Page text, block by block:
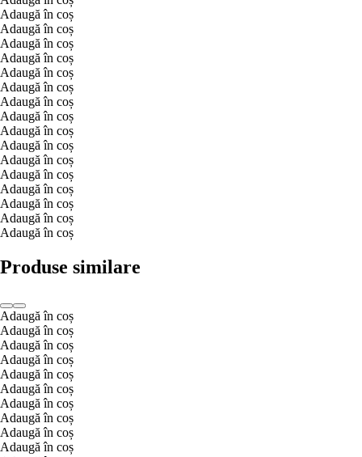
Adaugă în coș
Adaugă în coș
Adaugă în coș
Adaugă în coș
Adaugă în coș
Adaugă în coș
Adaugă în coș
Adaugă în coș
Adaugă în coș
Adaugă în coș
Adaugă în coș
Adaugă în coș
Adaugă în coș
Adaugă în coș
Adaugă în coș
Adaugă în coș
Produse similare
Adaugă în coș
Adaugă în coș
Adaugă în coș
Adaugă în coș
Adaugă în coș
Adaugă în coș
Adaugă în coș
Adaugă în coș
Adaugă în coș
Adaugă în coș